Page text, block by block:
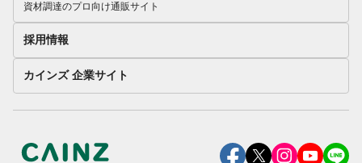
資材調達のプロ向け通販サイト
採用情報
カインズ 企業サイト